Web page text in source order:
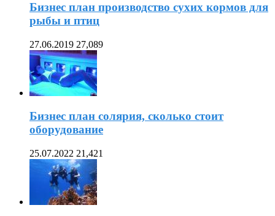
Бизнес план производство сухих кормов для
рыбы и птиц
27.06.2019 27,089
Бизнес план солярия, сколько стоит
оборудование
25.07.2022 21,421